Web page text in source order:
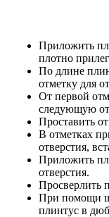
Приложить
плотно
По длине
отметку для
От первой
следующую
Проставить
В отметках
отверстия,
Приложить
отверстия.
Просверлить
При помощи
плинтус в